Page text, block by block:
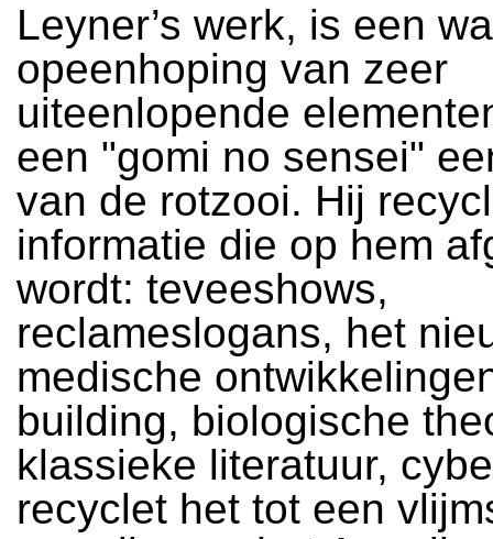
Leyner’s werk, is een
opeenhoping van zeer
uiteenlopende
een "gomi no sensei"
van de rotzooi. Hij
informatie die op hem
wordt: teveeshows,
reclameslogans, het
medische
building, biologische
klassieke literatuur,
recyclet het tot een